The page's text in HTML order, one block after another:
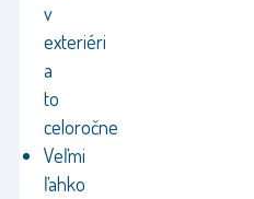
v
exteriéri
a
to
celoročne
Veľmi
ľahko